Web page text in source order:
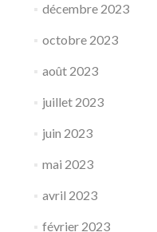
décembre 2023
octobre 2023
août 2023
juillet 2023
juin 2023
mai 2023
avril 2023
février 2023